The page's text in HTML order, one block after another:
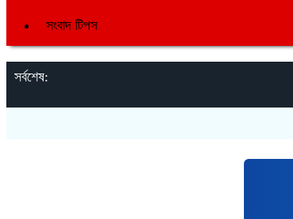
সংবাদ টিপস
সর্বশেষ: